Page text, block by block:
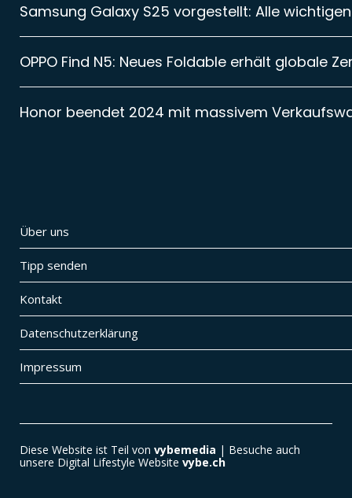
Samsung Galaxy S25 vorgestellt: Alle
OPPO Find N5: Neues Foldable erhält globale
Honor beendet 2024 mit massivem
Über uns
Tipp senden
Kontakt
Datenschutzerklärung
Impressum
Diese Website ist Teil von vybemedia | Besuche auch
unsere Digital Lifestyle Website vybe.ch